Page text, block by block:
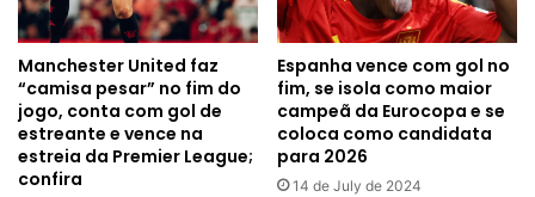
Manchester United faz
“camisa pesar” no fim do
jogo, conta com gol de
estreante e vence na
estreia da Premier League;
confira
Espanha vence com gol no
fim, se isola como maior
campeã da Eurocopa e se
coloca como candidata
para 2026
14 de July de 2024